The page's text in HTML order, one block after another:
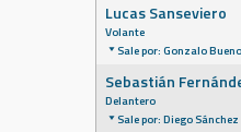
Lucas Sanseviero
Volante
Sale por: Gonzalo
Sebastián
Delantero
Sale por: Diego